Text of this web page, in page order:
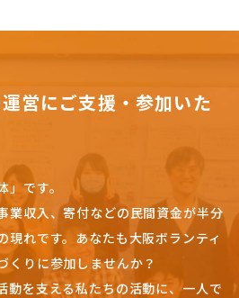
営にご支援・参加いた
です。
業収入、寄付などの民間資金が半分
れです。 あなたも大阪ボランティ
くりに参加しませんか？
動を支える私たちの活動に、一人で